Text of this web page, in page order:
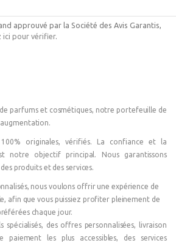
approuvé par la Société des Avis Garantis,
ici pour vérifier.
parfums et cosmétiques, notre portefeuille de
originales, vérifiés. La confiance et la
notre objectif principal. Nous garantissons
produits et des services.
nous voulons offrir une expérience de
afin que vous puissiez profiter pleinement de
chaque jour.
spécialisés, des offres personnalisées, livraison
paiement les plus accessibles, des services